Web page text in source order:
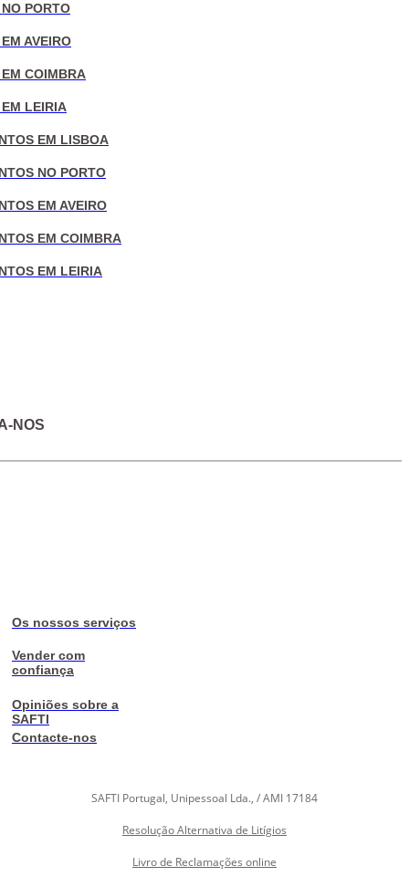
PORTO
AVEIRO
COIMBRA
LEIRIA
EM LISBOA
NO PORTO
EM AVEIRO
EM COIMBRA
EM LEIRIA
NOS
Os nossos serviços
Vender com
confiança
Opiniões sobre a
SAFTI
Contacte-nos
SAFTI Portugal, Unipessoal Lda., / AMI 17184
Resolução Alternativa de Litígios
Livro de Reclamações online